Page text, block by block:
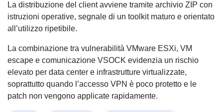
La distribuzione del client avviene tramite archivio ZIP con
istruzioni operative, segnale di un toolkit maturo e orientato
all’utilizzo ripetibile.
La combinazione tra vulnerabilità VMware ESXi, VM
escape e comunicazione VSOCK evidenzia un rischio
elevato per data center e infrastrutture virtualizzate,
soprattutto quando l’accesso VPN è poco protetto e le
patch non vengono applicate rapidamente.